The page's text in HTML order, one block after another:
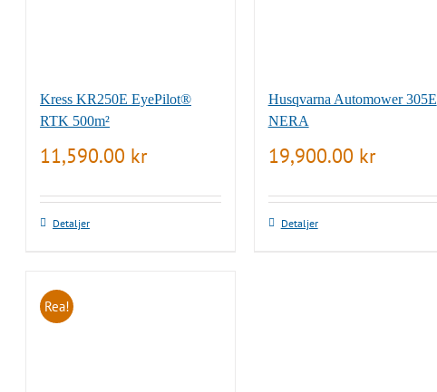
Kress KR250E EyePilot®
RTK 500m²
11,590.00 kr
Detaljer
Husqvarna Automower 305E
NERA
19,900.00 kr
Detaljer
Rea!